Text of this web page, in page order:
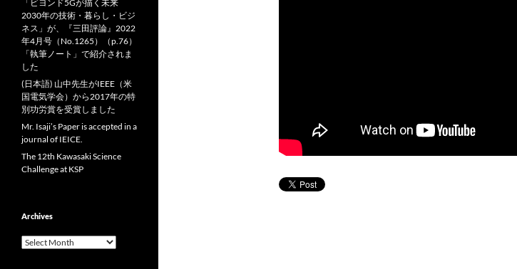
「ビヨンド5Gが描く未来
2030年の技術・暮らし・ビジ
ネス」が、『三田評論』2022
年4月号（No.1265）（p.76）
「執筆ノート」で紹介されま
した
(日本語) 山中先生がIEEE（米
国電気学会）から2017年の特
別功労賞を受賞しました
Mr. Isaji’s Paper is accepted in a
journal of IEICE.
The 12th Kawasaki Science
Challenge at KSP
Archives
Archives